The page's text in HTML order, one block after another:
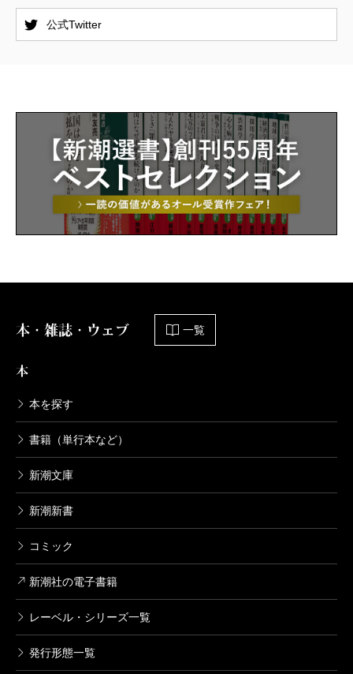
公式Twitter
本・雑誌・ウェブ 一覧
本
本を探す
書籍（単行本など）
新潮文庫
新潮新書
コミック
新潮社の電子書籍
レーベル・シリーズ一覧
発行形態一覧